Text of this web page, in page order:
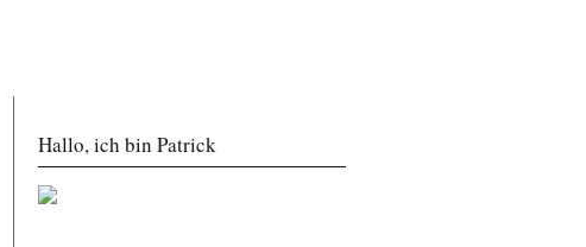
Hallo, ich bin Patrick